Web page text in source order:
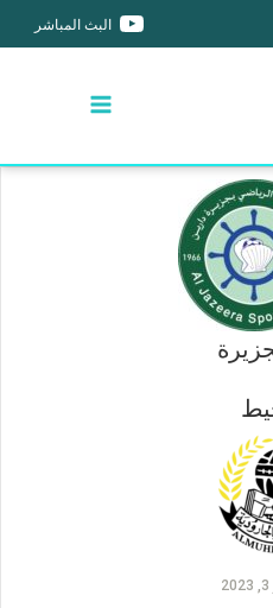
البث المباشر